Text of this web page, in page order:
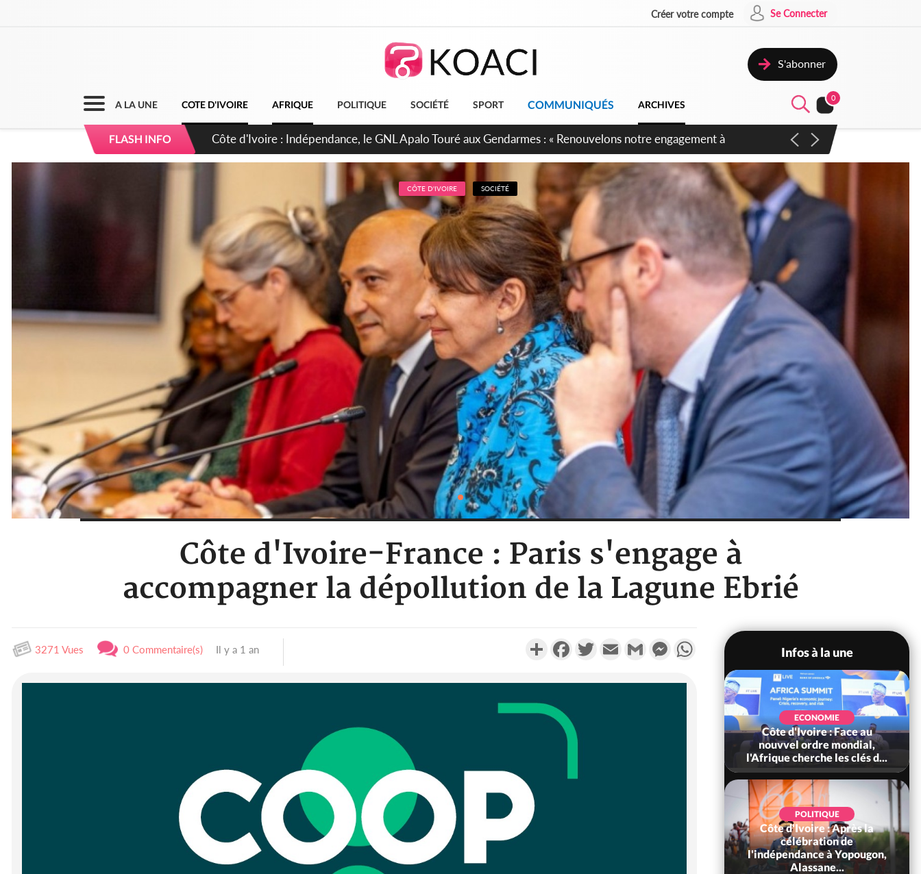
Créer votre compte Se Connecter
S'abonner
A LA UNE COTE D'IVOIRE AFRIQUE POLITIQUE SOCIÉTÉ SPORT COMMUNIQUÉS ARCHIVES
0
FLASH INFO
Sierra Leone : Un projet de réforme constitutionnelle en gestation, points clés des amendements, un exclu
d'avance
CÔTE D'IVOIRE SOCIÉTÉ
Côte d'Ivoire-France : Paris s'engage à
accompagner la dépollution de la Lagune Ebrié
3271 Vues 0 Commentaire(s) Il y a 1 an PartagerFacebookTwitterEmail Gmail MessengerWhatsApp
Infos à la une
résiduels de cacao, des
sociétés coopératives et
ECONOMIE
Côte d'Ivoire : Face au
nouvvel ordre mondial,
l'Afrique cherche les clés d...
POLITIQUE
Côte d'Ivoire : Après la
célébration de
l'indépendance à Yopougon,
Alassane...